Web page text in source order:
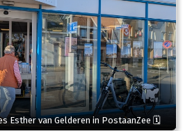
Esther van Gelderen in PostaanZee 🗓